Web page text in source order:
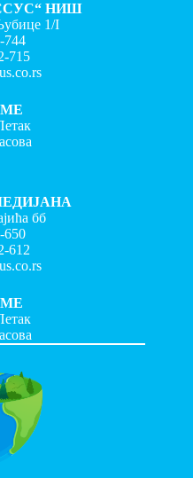
НИШ
1/I
744
715
бб
650
612